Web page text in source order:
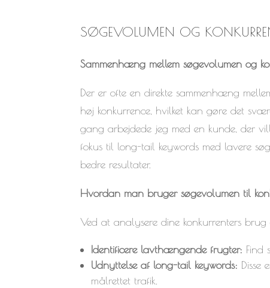
SØGEVOLUMEN OG
Sammenhæng mellem søgevolumen og
Der er ofte en direkte sammenhæng
høj konkurrence, hvilket kan gøre det
gang arbejdede jeg med en kunde, der
fokus til long-tail keywords med lavere
bedre resultater.
Hvordan man bruger søgevolumen til
Ved at analysere dine konkurrenters
Identificere lavthængende frugter: Find
Udnyttelse af long-tail keywords: Disse
målrettet trafik.